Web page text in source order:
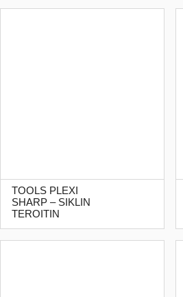
TOOLS PLEXI
SHARP – SIKLIN
TEROITIN